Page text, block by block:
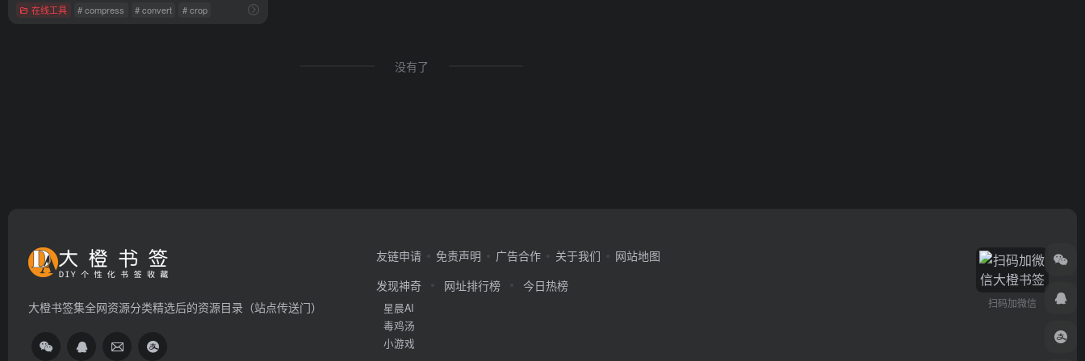
在线工具 # compress # convert # crop
没有了
大橙书签集全网资源分类精选后的资源目录（站点传送门）
友链申请 免责声明 广告合作 关于我们
网站地图
发现神奇
星晨AI
毒鸡汤
小游戏
网址排行榜 今日热榜
扫码加微信